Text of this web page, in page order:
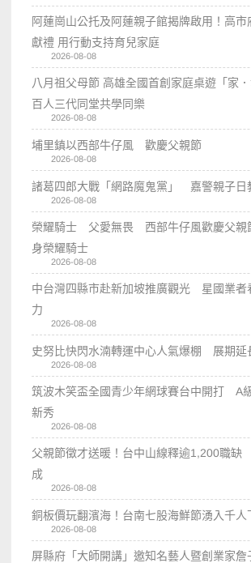
阿蓮崗山公托及阿蓮親子館揭牌啟用！高市
獻禮 用行動支持育兒家庭
2026-08-08
八月祖父母節 高雄全國首創家庭桌遊「家
百人三代同堂共學同樂
2026-08-08
埔里鎮以西部牛仔風 歡慶父親節
2026-08-08
諸葛四郎大戰「網路魔鬼黨」 嘉警親子日
2026-08-08
榮耀騎士 父愛無畏 西部牛仔風歡慶父
身榮耀騎士
2026-08-08
中台灣四縣市赴新加坡推廣觀光 星國業者
力
2026-08-08
史努比快閃水湳轉運中心人氣爆棚 展期延
2026-08-08
筑波木笑盃全國青少年網球賽台中開打 A
新秀
2026-08-08
父親節徵才送暖！台中山線釋逾1,200職
成
2026-08-08
銅板價玩翻濱海！台南七股海鮮節湧入千人
2026-08-08
屏縣府「大師開講」邀知名藝人暨創業家